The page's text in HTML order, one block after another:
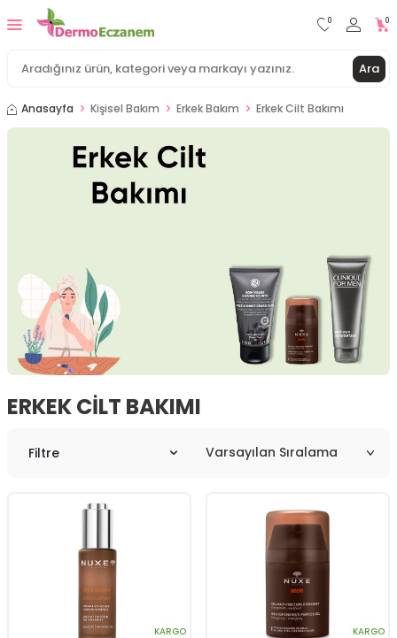
Ara
0 0
Anasayfa Kişisel Bakım Erkek Bakım Erkek Cilt Bakımı
ERKEK CILT BAKIMI
Filtre
KARGO KARGO